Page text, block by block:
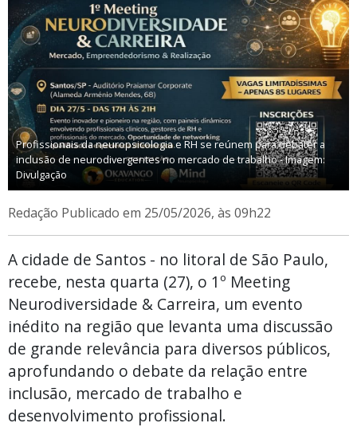
Profissionais da neuropsicologia e RH se reúnem para debater a
inclusão de neurodivergentes no mercado de trabalho - Imagem:
Divulgação
Redação Publicado em 25/05/2026, às 09h22
A cidade de Santos - no litoral de São Paulo,
recebe, nesta quarta (27), o 1º Meeting
Neurodiversidade & Carreira, um evento
inédito na região que levanta uma discussão
de grande relevância para diversos públicos,
aprofundando o debate da relação entre
inclusão, mercado de trabalho e
desenvolvimento profissional.